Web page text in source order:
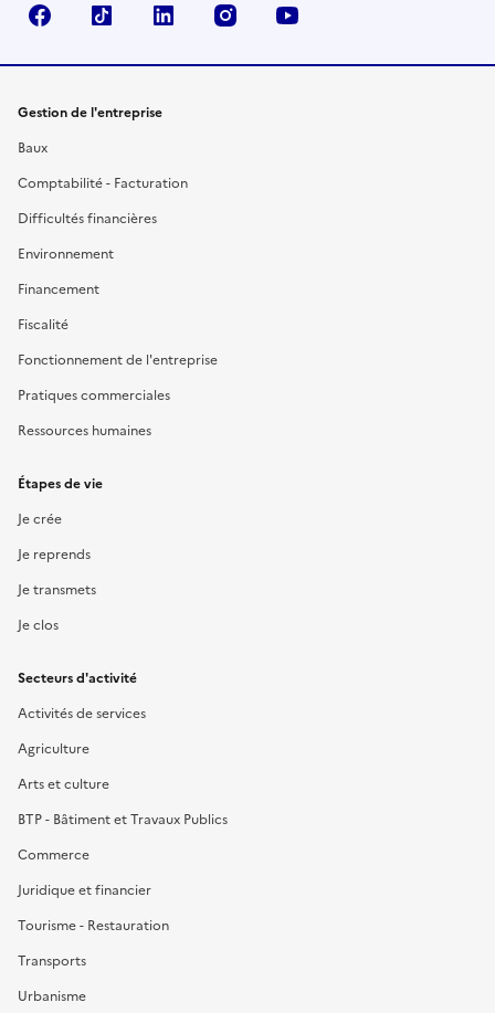
FacebookTikTok Linkedin Instagram
Gestion de l'entreprise
Baux
Comptabilité - Facturation
Difficultés financières
Environnement
Financement
Fiscalité
Fonctionnement de l'entreprise
Pratiques commerciales
Ressources humaines
Étapes de vie
Je crée
Je reprends
Je transmets
Je clos
Secteurs d'activité
Activités de services
Agriculture
Arts et culture
BTP - Bâtiment et Travaux Publics
Commerce
Juridique et financier
Tourisme - Restauration
Transports
Urbanisme